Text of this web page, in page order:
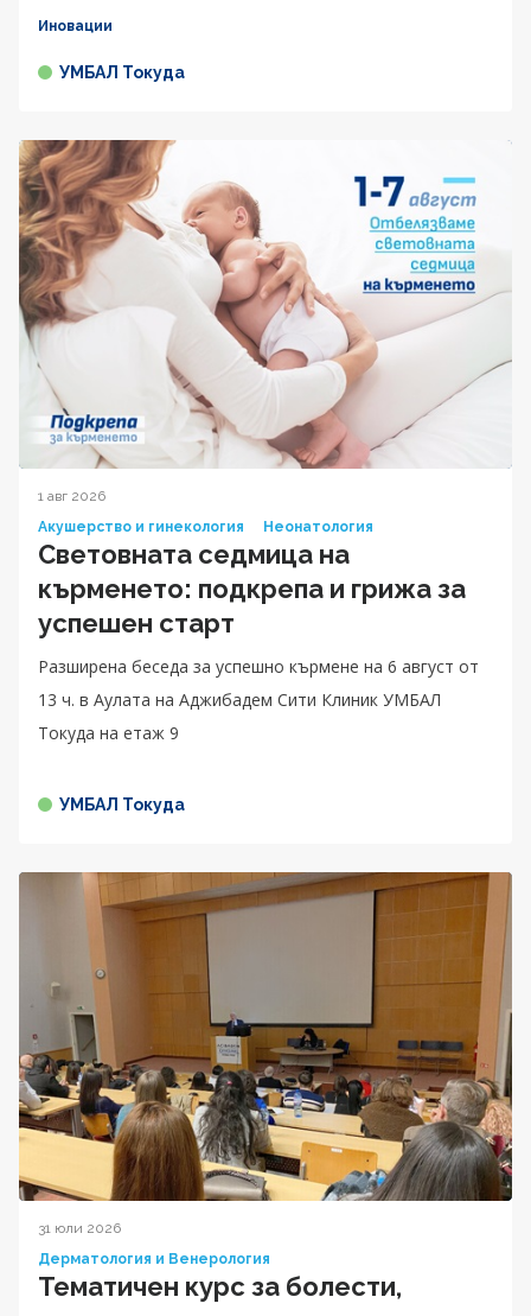
Иновации
УМБАЛ Токуда
1 авг 2026
Акушерство и гинекология
Неонатология
Световната седмица на
кърменето: подкрепа и грижа за
успешен старт
Разширена беседа за успешно кърмене на 6 август от
13 ч. в Аулата на Аджибадем Сити Клиник УМБАЛ
Токуда на етаж 9
УМБАЛ Токуда
31 юли 2026
Дерматология и Венерология
Тематичен курс за болести,